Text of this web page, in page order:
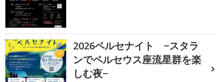
2026ペルセナイト −スタラ
ンでペルセウス座流星群を楽
しむ夜−